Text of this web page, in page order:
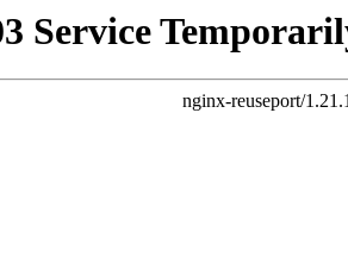
Service
nginx-reuseport/